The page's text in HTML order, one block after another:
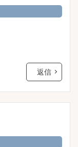
返信